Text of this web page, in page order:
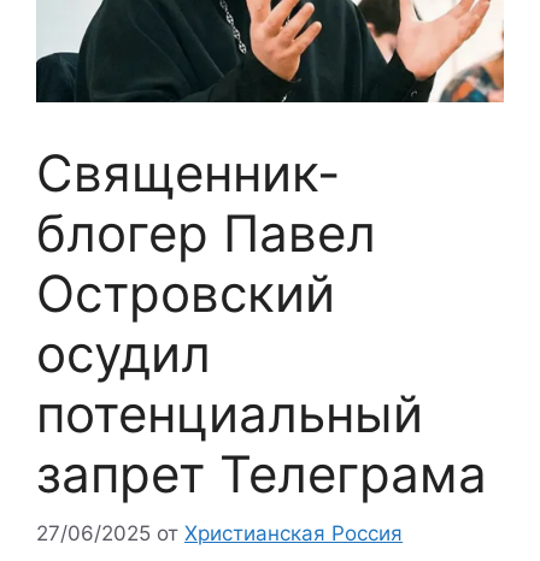
Священник-
блогер Павел
Островский
осудил
потенциальный
запрет Телеграма
27/06/2025 от Христианская Россия